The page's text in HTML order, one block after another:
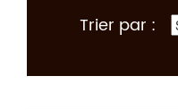
Trier par :